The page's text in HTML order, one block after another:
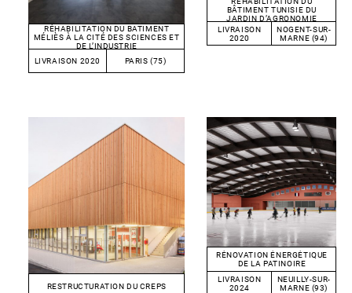
RÉHABILITATION DU BATIMENT
MÉLIÈS À LA CITÉ DES SCIENCES ET
DE L’INDUSTRIE
LIVRAISON 2020
PARIS (75)
BÂTIMENT TUNISIE DU
JARDIN D’AGRONOMIE
TROPICALE EN TIERS LIEU
LIVRAISON
2020
NOGENT-SUR-
MARNE (94)
RESTRUCTURATION DU CREPS
RÉNOVATION ÉNERGÉTIQUE
DE LA PATINOIRE
LIVRAISON
2024
NEUILLY-SUR-
MARNE (93)